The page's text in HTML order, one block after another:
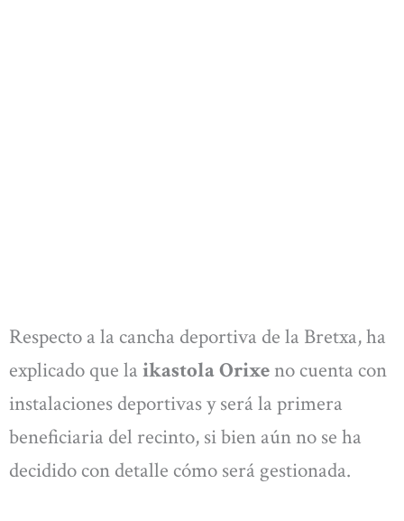
Respecto a la cancha deportiva de la Bretxa, ha
explicado que la ikastola Orixeno cuenta con
instalaciones deportivas y será la primera
beneficiaria del recinto, si bien aún no se ha
decidido con detalle cómo será gestionada.